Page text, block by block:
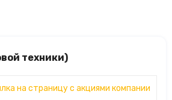
техники)
на страницу с акциями компании